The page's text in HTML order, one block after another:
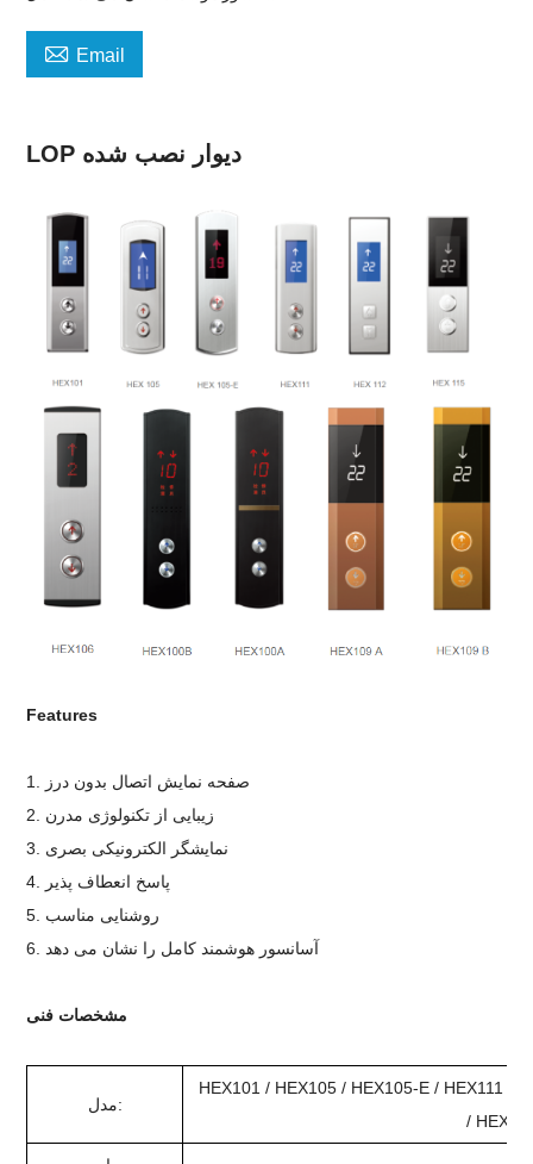
 Email
LOP دیوار نصب شده
Features
1. صفحه نمایش اتصال بدون درز
2. زیبایی از تکنولوژی مدرن
3. نمایشگر الکترونیکی بصری
4. پاسخ انعطاف پذیر
5. روشنایی مناسب
6. آسانسور هوشمند کامل را نشان می دهد
مشخصات فنی
مدل:
HEX101 / HEX105 / HEX105-E / HEX111 /
/